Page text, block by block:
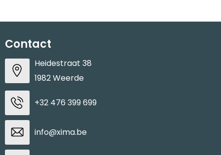
Contact
Heidestraat 38
1982 Weerde
+32 476 399 699
info@xima.be